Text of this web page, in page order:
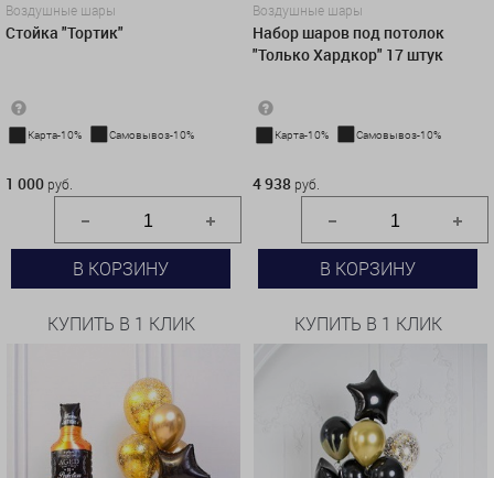
Воздушные шары
Стойка "Тортик"
Карта-10% Самовывоз-10%
1 000 руб.
В КОРЗИНУ
КУПИТЬ В 1 КЛИК
Воздушные шары
Набор шаров под потолок
"Только Хардкор" 17 штук
Карта-10% Самовывоз-10%
4 938 руб.
В КОРЗИНУ
КУПИТЬ В 1 КЛИК